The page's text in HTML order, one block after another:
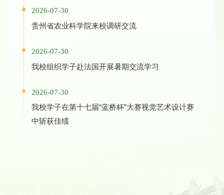
2026-07-30
贵州省农业科学院来校调研交流
2026-07-30
我校组织学子赴法国开展暑期交流学习
2026-07-30
我校学子在第十七届“蓝桥杯”大赛视觉艺术设计赛
中斩获佳绩